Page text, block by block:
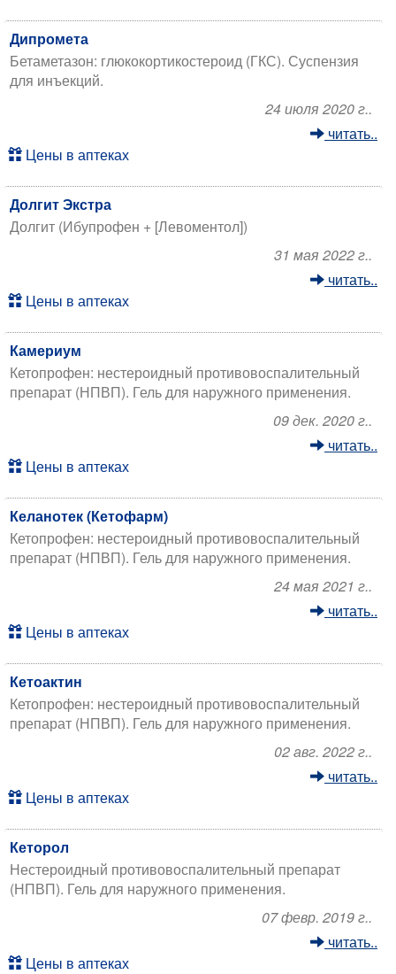
Дипромета
Бетаметазон: глюкокортикостероид (ГКС). Суспензия
для инъекций.
24 июля 2020 г..
читать..
Цены в аптеках
Долгит Экстра
Долгит (Ибупрофен + [Левоментол])
31 мая 2022 г..
читать..
Цены в аптеках
Камериум
Кетопрофен: нестероидный противовоспалительный
препарат (НПВП). Гель для наружного применения.
09 дек. 2020 г..
читать..
Цены в аптеках
Келанотек (Кетофарм)
Кетопрофен: нестероидный противовоспалительный
препарат (НПВП). Гель для наружного применения.
24 мая 2021 г..
читать..
Цены в аптеках
Кетоактин
Кетопрофен: нестероидный противовоспалительный
препарат (НПВП). Гель для наружного применения.
02 авг. 2022 г..
читать..
Цены в аптеках
Кеторол
Нестероидный противовоспалительный препарат
(НПВП). Гель для наружного применения.
07 февр. 2019 г..
читать..
Цены в аптеках